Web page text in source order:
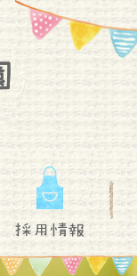
採用情報